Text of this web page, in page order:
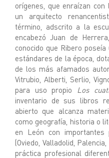
orígenes, que enraízan
un arquitecto
término, adscrito a la
encabezó Juan de
conocido que Ribero
estándares de la época,
de los más afamados
Vitrubio, Alberti, Serlio,
para uso propio Los
inventario de sus libros
abierto que alcanza
como geografía, historia o
en León con importantes
(Oviedo, Valladolid,
práctica profesional